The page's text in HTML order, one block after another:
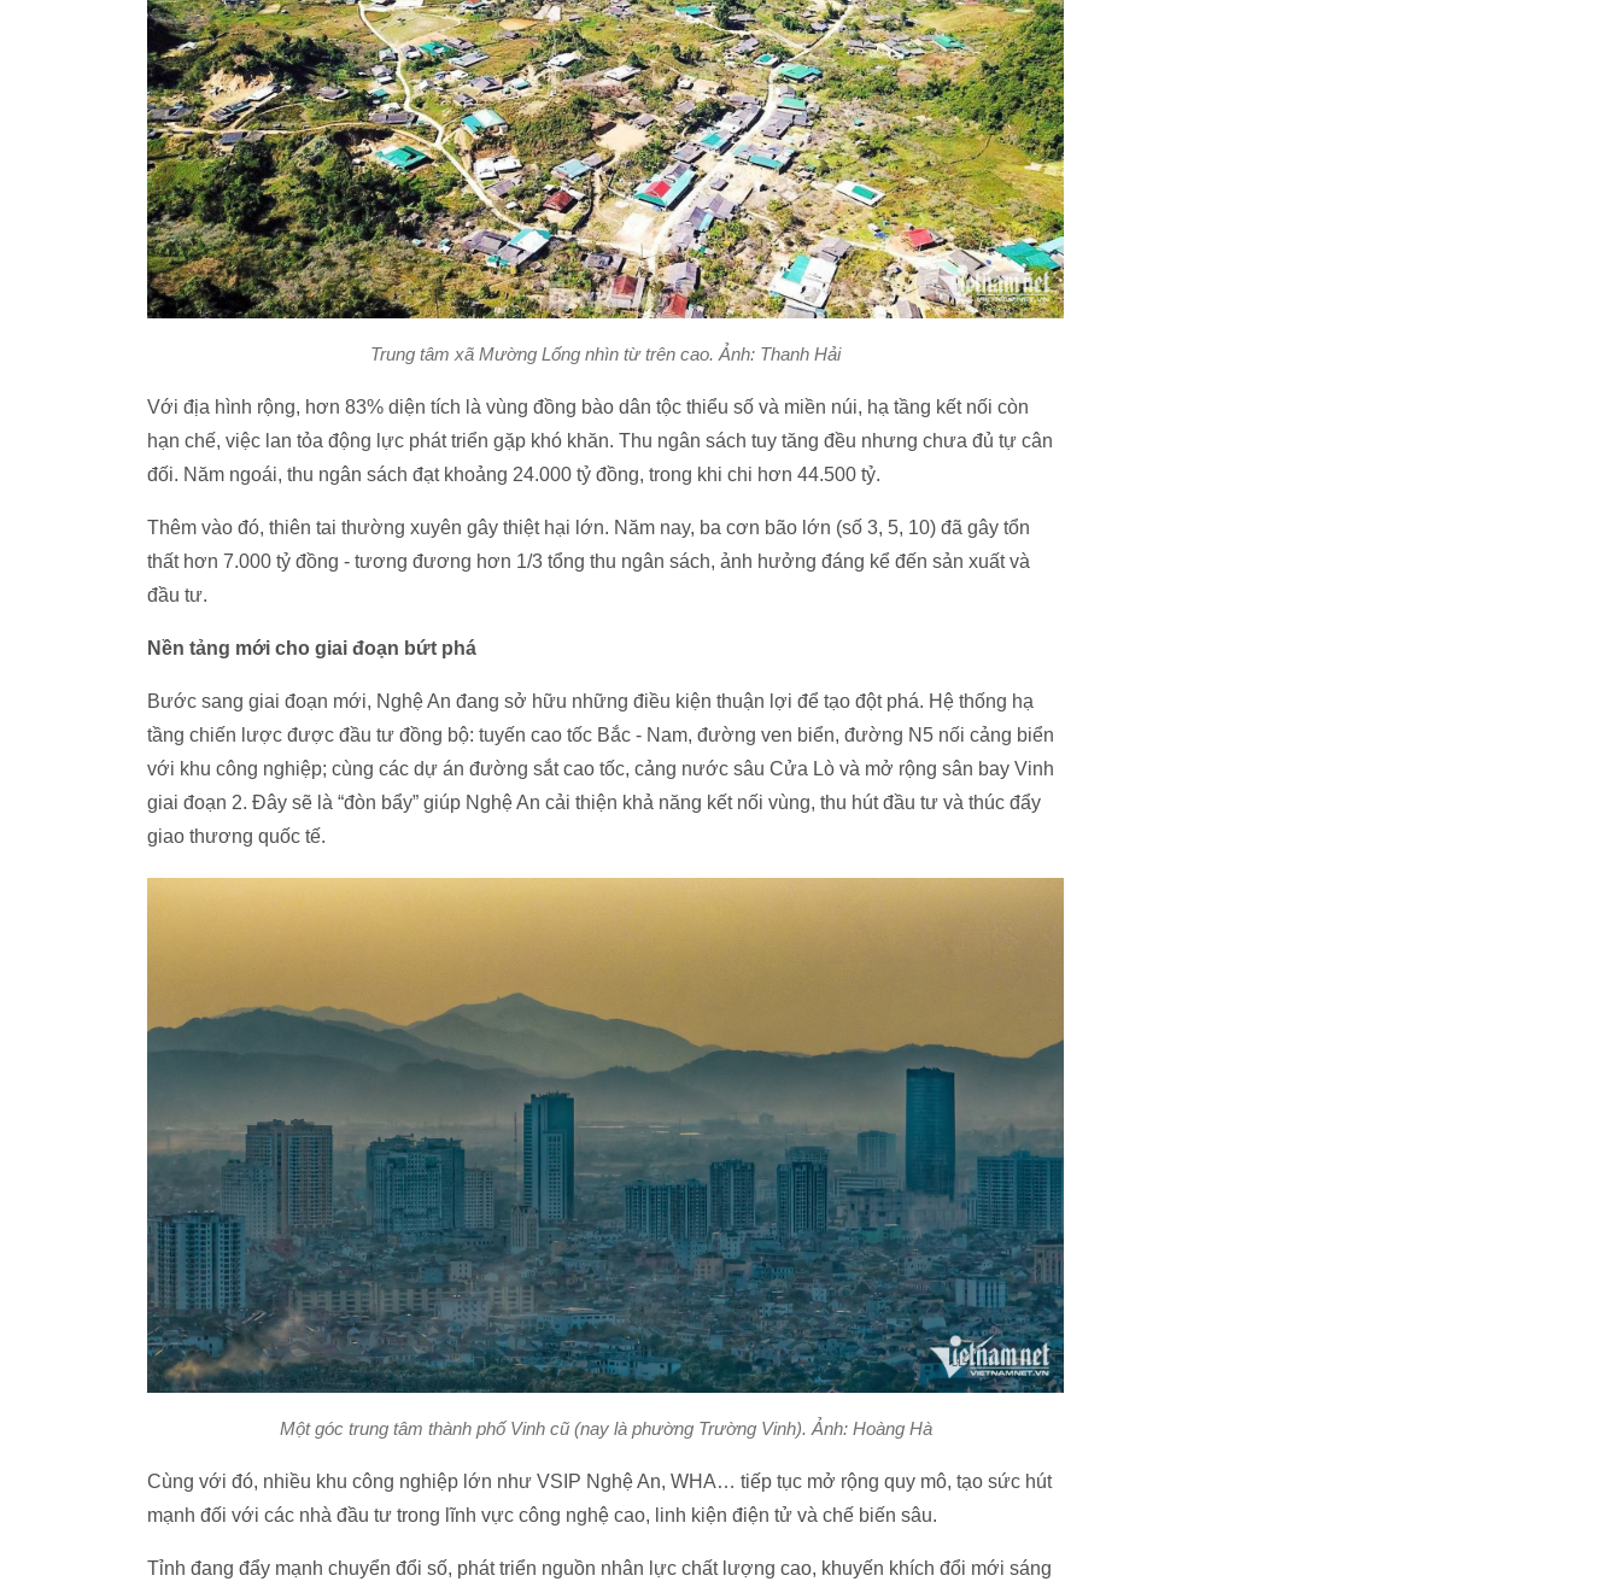
Trung tâm xã Mường Lống nhìn từ trên cao. Ảnh: Thanh Hải
Với địa hình rộng, hơn 83% diện tích là vùng đồng bào dân tộc thiểu số và miền núi, hạ tầng kết nối còn
hạn chế, việc lan tỏa động lực phát triển gặp khó khăn. Thu ngân sách tuy tăng đều nhưng chưa đủ tự cân
đối. Năm ngoái, thu ngân sách đạt khoảng 24.000 tỷ đồng, trong khi chi hơn 44.500 tỷ.
Thêm vào đó, thiên tai thường xuyên gây thiệt hại lớn. Năm nay, ba cơn bão lớn (số 3, 5, 10) đã gây tổn
thất hơn 7.000 tỷ đồng - tương đương hơn 1/3 tổng thu ngân sách, ảnh hưởng đáng kể đến sản xuất và
đầu tư.
Nền tảng mới cho giai đoạn bứt phá
Bước sang giai đoạn mới, Nghệ An đang sở hữu những điều kiện thuận lợi để tạo đột phá. Hệ thống hạ
tầng chiến lược được đầu tư đồng bộ: tuyến cao tốc Bắc - Nam, đường ven biển, đường N5 nối cảng biển
với khu công nghiệp; cùng các dự án đường sắt cao tốc, cảng nước sâu Cửa Lò và mở rộng sân bay Vinh
giai đoạn 2. Đây sẽ là “đòn bẩy” giúp Nghệ An cải thiện khả năng kết nối vùng, thu hút đầu tư và thúc đẩy
giao thương quốc tế.
Một góc trung tâm thành phố Vinh cũ (nay là phường Trường Vinh). Ảnh: Hoàng Hà
Cùng với đó, nhiều khu công nghiệp lớn như VSIP Nghệ An, WHA… tiếp tục mở rộng quy mô, tạo sức hút
mạnh đối với các nhà đầu tư trong lĩnh vực công nghệ cao, linh kiện điện tử và chế biến sâu.
Tỉnh đang đẩy mạnh chuyển đổi số, phát triển nguồn nhân lực chất lượng cao, khuyến khích đổi mới sáng